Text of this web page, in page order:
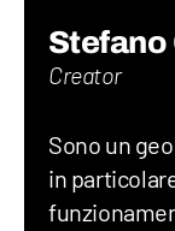
Stefano
Creator
Sono un
in